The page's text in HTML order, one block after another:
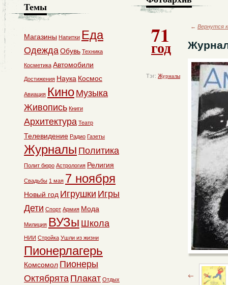
71
год
Тэг: Журналы
← Вернутся
Темы
Магазины Напитки Еда
ОдеждаОбувь Техника
Косметика Автомобили
Достижения Наука Космос
Авиация Кино Музыка
Живопись Книги
Архитектура Театр
Телевидение Радио Газеты
Журналы Политика
Полит бюро Астрология Религия
Свадьбы 1 мая 7 ноября
Новый год Игрушки Игры
Дети Спорт Армия Мода
Милиция ВУЗы Школа
НИИ Стройка Ушли из жизни
Пионерлагерь
Комсомол Пионеры
Октябрята Плакат Отдых